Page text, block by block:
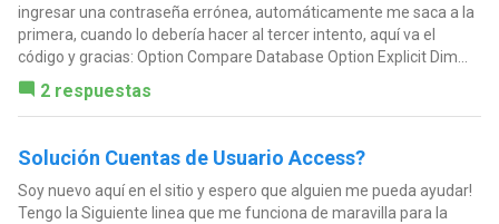
ingresar una contraseña errónea, automáticamente me saca a la
primera, cuando lo debería hacer al tercer intento, aquí va el
código y gracias: Option Compare Database Option Explicit Dim...
2 respuestas
Solución Cuentas de Usuario Access?
Soy nuevo aquí en el sitio y espero que alguien me pueda ayudar!
Tengo la Siguiente linea que me funciona de maravilla para la